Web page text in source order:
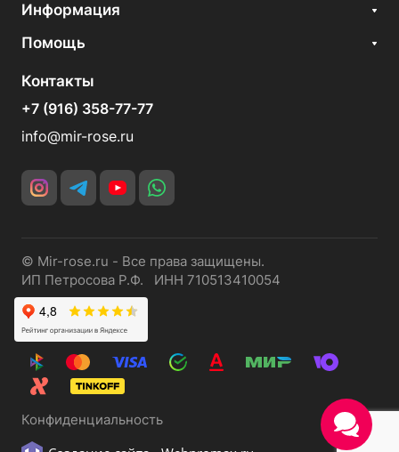
Информация
Помощь
Контакты
+7 (916) 358-77-77
info@mir-rose.ru
© Mir-rose.ru - Все права защищены.
ИП Петросова Р.Ф. ИНН 710513410054
Конфиденциальность